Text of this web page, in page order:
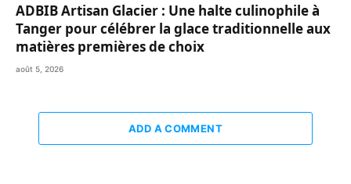
ADBIB Artisan Glacier : Une halte culinophile à
Tanger pour célébrer la glace traditionnelle aux
matières premières de choix
août 5, 2026
ADD A COMMENT